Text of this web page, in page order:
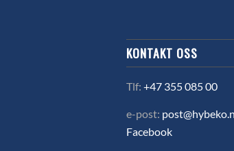
KONTAKT OSS
Tlf:+47 355 085 00
e-post:
Facebook